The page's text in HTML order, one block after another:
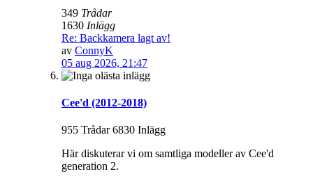
349 Trådar
1630 Inlägg
Re: Backkamera lagt av!
av ConnyK
05 aug 2026, 21:47
Cee'd (2012-2018)
955 Trådar 6830 Inlägg
Här diskuterar vi om samtliga modeller av Cee'd
generation 2.